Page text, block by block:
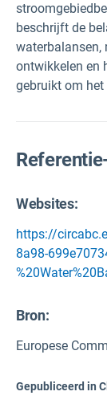
beschrijft de
waterbalansen,
ontwikkelen en
gebruikt om het
Websites:
https://
8a98-
Bron:
Europese
Gepubliceerd in